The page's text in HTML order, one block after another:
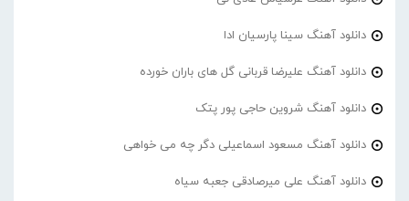
دانلود آهنگ سینا پارسیان ادا
دانلود آهنگ علیرضا قربانی گل های باران خورده
دانلود آهنگ شروین حاجی پور پتک
دانلود آهنگ مسعود اسماعیلی دگر چه می خواهی
دانلود آهنگ علی میرصادقی جعبه سیاه